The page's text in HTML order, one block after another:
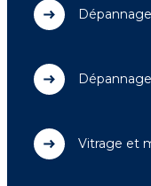
Vitrage et